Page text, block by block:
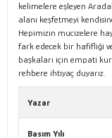
kelimelere eşleyen
alanı keşfetmeyi
Hepimizin mucizelere
fark edecek bir hafifliği
başkaları için empati
rehbere ihtiyaç duyarız.
Yazar
Basım Yılı